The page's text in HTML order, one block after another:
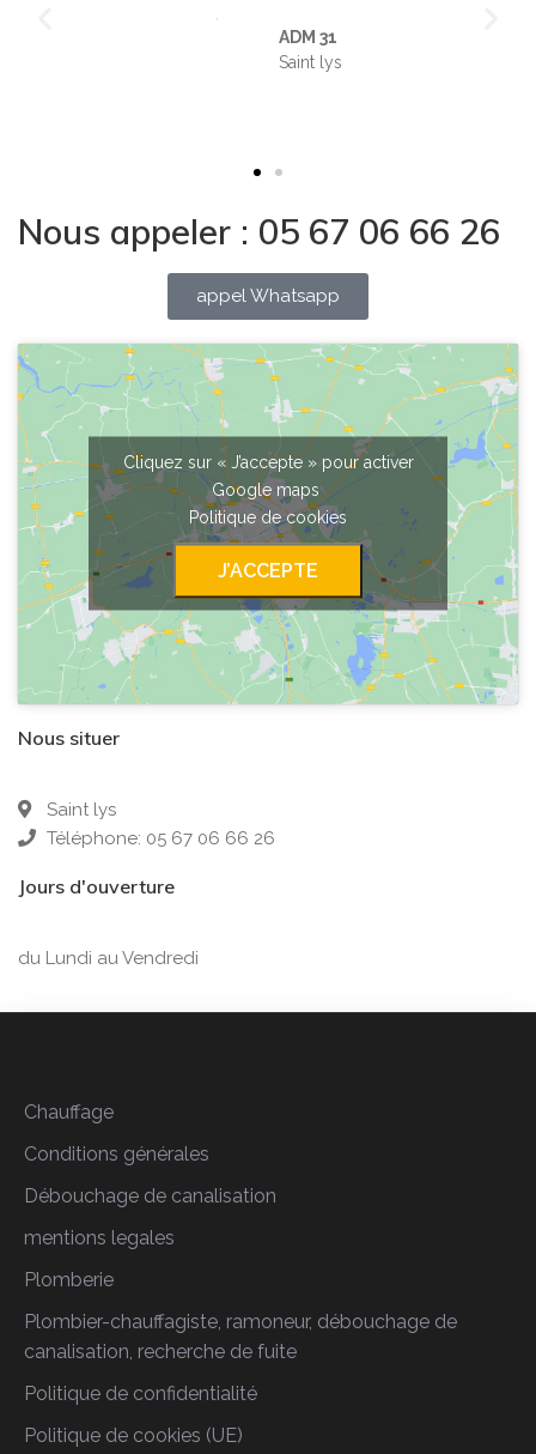
ADM 31
Saint lys
Nous appeler : 05 67 06 66 26
appel Whatsapp
Cliquez sur « J’accepte » pour activer
Google maps
Politique de cookies
J’ACCEPTE
Nous situer
Saint lys
Téléphone: 05 67 06 66 26
Jours d'ouverture
du Lundi au Vendredi
Chauffage
Conditions générales
Débouchage de canalisation
mentions legales
Plomberie
Plombier-chauffagiste, ramoneur, débouchage de
canalisation, recherche de fuite
Politique de confidentialité
Politique de cookies (UE)